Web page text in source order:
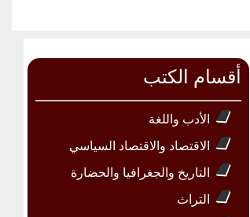
أقسام الكتب
الأدب واللغة
الاقتصاد والاقتصاد السياسي
التاريخ والجغرافيا والحضارة
التراث